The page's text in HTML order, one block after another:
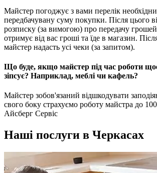
Майстер погоджує з вами перелік
передбачувану суму покупки. Після цього
розписку (за вимогою) про передачу грошей
отримує від вас гроші та їде в магазин.
майстер надасть усі чеки (за запитом).
Що буде, якщо майстер під час роботи
зіпсує? Наприклад, меблі чи кафель?
Майстер зобов'язаний відшкодувати
свого боку страхуємо роботу майстра до
Айсберг Сервіс
Наші послуги в Черкасах